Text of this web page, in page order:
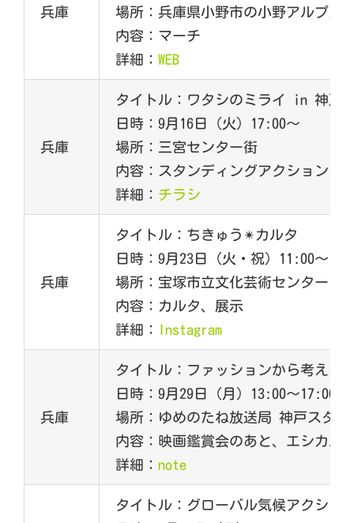
兵庫
場所：​兵庫県小野市の小野アルプス
内容：マーチ
詳細： WEB
兵庫
タイトル：ワタシのミライ in 神戸
日時：9月16日（火）17:00～
場所：三宮センター街
内容：スタンディングアクション
詳細： チラシ
兵庫
タイトル：ちきゅう✴︎カルタ
日時：9月23日（火・祝）11:00～
場所：宝塚市立文化芸術センター（
内容：カルタ、展示
詳細： Instagram
兵庫
タイトル：ファッションから考える
日時：9月29日（月）13:00～17:00
場所：ゆめのたね放送局 神戸スタジ
内容：映画鑑賞会のあと、エシカル
詳細： note
タイトル：グローバル気候アクショ